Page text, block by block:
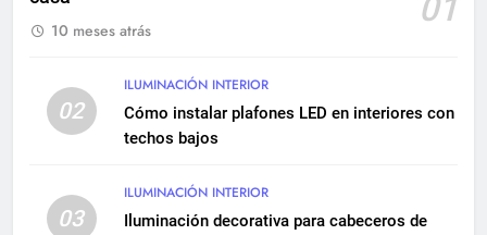
Cómo realizar una instalación
eléctrica empotrada en
viviendas
INSTALACIONES ELÉCTRICAS
11
Qué hacer si una instalación
01
10 meses atrás
02
ILUMINACIÓN INTERIOR
Cómo instalar plafones LED en interiores con
techos bajos
03
ILUMINACIÓN INTERIOR
Iluminación decorativa para cabeceros de